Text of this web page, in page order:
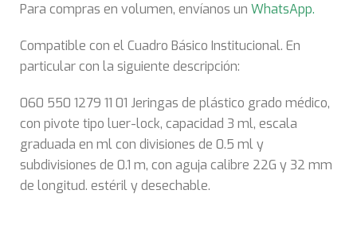
Para compras en volumen, envíanos un WhatsApp.
Compatible con el Cuadro Básico Institucional. En
particular con la siguiente descripción:
060 550 1279 11 01 Jeringas de plástico grado médico,
con pivote tipo luer-lock, capacidad 3 ml, escala
graduada en ml con divisiones de 0.5 ml y
subdivisiones de 0.1 m, con aguja calibre 22G y 32 mm
de longitud. estéril y desechable.